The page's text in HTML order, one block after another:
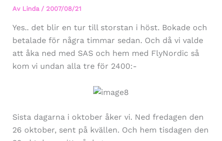
Av Linda / 2007/08/21
Yes.. det blir en tur till storstan i höst. Bokade och
betalade för några timmar sedan. Och då vi valde
att åka ned med SAS och hem med FlyNordic så
kom vi undan alla tre för 2400:-
Sista dagarna i oktober åker vi. Ned fredagen den
26 oktober, sent på kvällen. Och hem tisdagen den